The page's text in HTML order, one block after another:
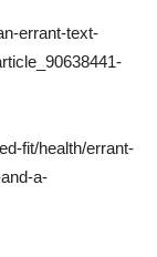
errant-text-
fit/health/errant-
a-